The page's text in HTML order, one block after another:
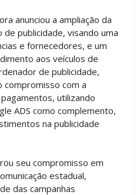
anunciou a ampliação da
publicidade, visando uma
e fornecedores, e um
aos veículos de
de publicidade,
compromisso com a
utilizando
ADS como complemento,
na publicidade
seu compromisso em
estadual,
das campanhas